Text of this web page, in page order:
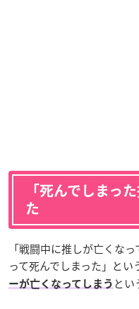
「死んでしまっ
た
「戦闘中に推しが亡くな
って死んでしまった」とい
ーが亡くなってしまう とい